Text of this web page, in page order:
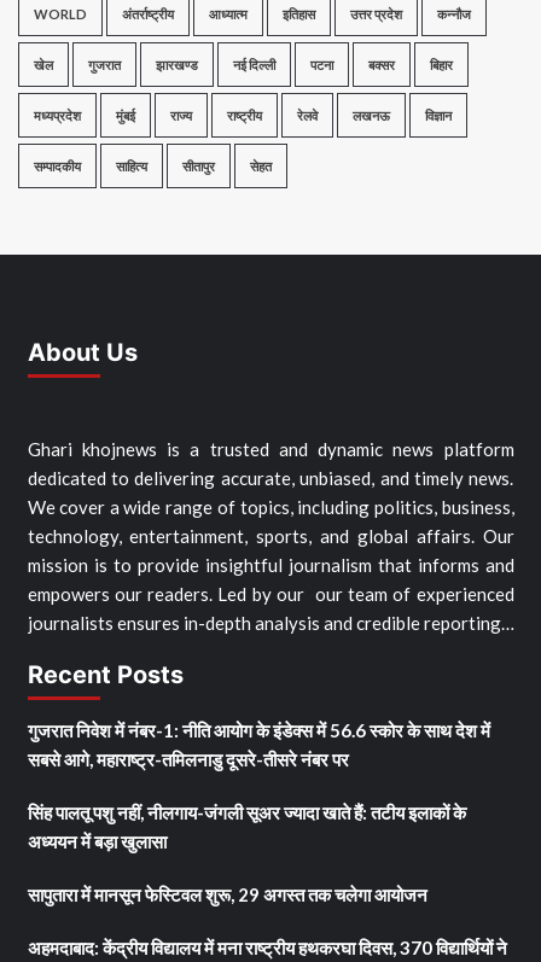
WORLD अंतर्राष्ट्रीय आध्यात्म इतिहास उत्तर प्रदेश कन्नौज
खेल गुजरात झारखण्ड नई दिल्ली पटना बक्सर बिहार
मध्यप्रदेश मुंबई राज्य राष्ट्रीय रेलवे लखनऊ विज्ञान
सम्पादकीय साहित्य सीतापुर सेहत
About Us
Ghari khojnews is a trusted and dynamic news platform
dedicated to delivering accurate, unbiased, and timely news.
We cover a wide range of topics, including politics, business,
technology, entertainment, sports, and global affairs. Our
mission is to provide insightful journalism that informs and
empowers our readers. Led by our our team of experienced
journalists ensures in-depth analysis and credible reporting…
Recent Posts
गुजरात निवेश में नंबर-1: नीति आयोग के इंडेक्स में 56.6 स्कोर के साथ देश में
सबसे आगे, महाराष्ट्र-तमिलनाडु दूसरे-तीसरे नंबर पर
सिंह पालतू पशु नहीं, नीलगाय-जंगली सूअर ज्यादा खाते हैं: तटीय इलाकों के
अध्ययन में बड़ा खुलासा
सापुतारा में मानसून फेस्टिवल शुरू, 29 अगस्त तक चलेगा आयोजन
अहमदाबाद: केंद्रीय विद्यालय में मना राष्ट्रीय हथकरघा दिवस, 370 विद्यार्थियों ने